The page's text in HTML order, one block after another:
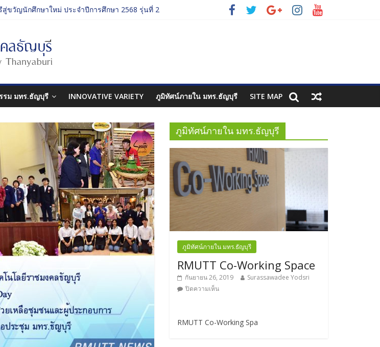
ขวัญนักศึกษาใหม่ ประจำปีการศึกษา 2568 รุ่นที่ 2
ษ์”
รม มทร.ธัญบุรี INNOVATIVE VARIETY ภูมิทัศน์ภายใน มทร.ธัญบุรี SITE MAP
ภูมิทัศน์ภายใน มทร.ธัญบุรี
ภูมิทัศน์ภายใน มทร.ธัญบุรี
RMUTT Co-Working Space
กันยายน 26, 2019
Surassawadee Yodsri
ปิดความเห็น
RMUTT Co-Working Spa